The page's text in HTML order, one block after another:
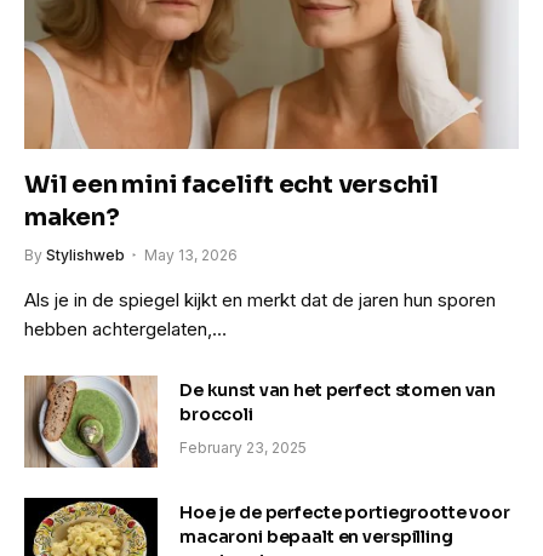
Wil een mini facelift echt verschil
maken?
By Stylishweb May 13, 2026
Als je in de spiegel kijkt en merkt dat de jaren hun sporen
hebben achtergelaten,…
De kunst van het perfect stomen van
broccoli
February 23, 2025
Hoe je de perfecte portiegrootte voor
macaroni bepaalt en verspilling